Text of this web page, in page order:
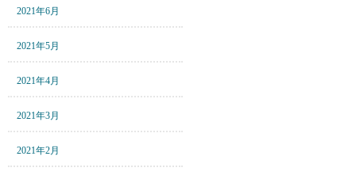
2021年6月
2021年5月
2021年4月
2021年3月
2021年2月